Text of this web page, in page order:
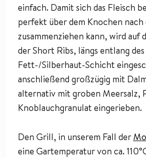
einfach. Damit sich das Fleisch
perfekt über dem Knochen nach
zusammenziehen kann, wird auf
der Short Ribs, längs entlang
Fett-/Silberhaut-Schicht
anschließend großzügig mit
alternativ mit groben Meersalz,
Knoblauchgranulat eingerieben.
Den Grill, in unserem Fall der
eine Gartemperatur von ca.